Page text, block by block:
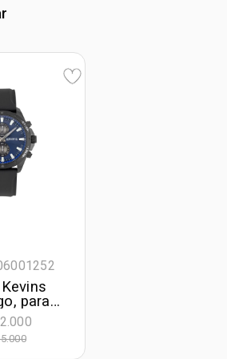
para
tablero
colores